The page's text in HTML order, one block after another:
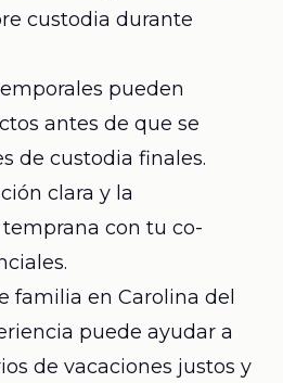
custodia durante
pueden
antes de que se
de custodia finales.
clara y la
con tu co-
familia en Carolina del
puede ayudar a
de vacaciones justos y